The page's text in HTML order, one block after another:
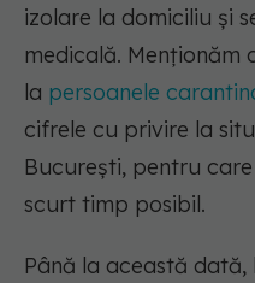
izolare la domiciliu și
medicală. Menționăm
la persoanele
cifrele cu privire la
București, pentru
scurt timp posibil.
Până la această